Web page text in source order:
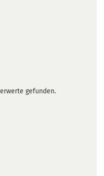
gefunden.